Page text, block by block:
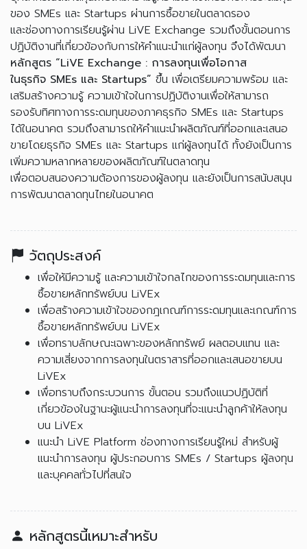
ของ SMEs และ Startups ผ่านการซื้อขายในตลาดรอง
และช่องทางการเรียนรู้ผ่าน LiVE Exchange รวมถึงขั้นตอนการ
ปฏิบัติงานที่เกี่ยวข้องกับการให้คำแนะนำแก่ผู้ลงทุน จึงได้พัฒนา
หลักสูตร “LiVE Exchange : การลงทุนเพื่อโอกาส
ในธุรกิจ SMEs และ Startups” ขึ้น เพื่อเตรียมความพร้อม และ
เสริมสร้างความรู้ ความเข้าใจในการปฏิบัติงานเพื่อให้สามารถ
รองรับทิศทางการระดมทุนของภาคธุรกิจ SMEs และ Startups
ได้ในอนาคต รวมถึงสามารถให้คำแนะนำผลิตภัณฑ์ที่ออกและเสนอ
ขายโดยธุรกิจ SMEs และ Startups แก่ผู้ลงทุนได้ ทั้งยังเป็นการ
เพิ่มความหลากหลายของผลิตภัณฑ์ในตลาดทุน
เพื่อตอบสนองความต้องการของผู้ลงทุน และยังเป็นการสนับสนุน
การพัฒนาตลาดทุนไทยในอนาคต
วัตถุประสงค์
เพื่อให้มีความรู้ และความเข้าใจกลไกของการระดมทุนและการ
ซื้อขายหลักทรัพย์บน LiVEx
เพื่อสร้างความเข้าใจของกฎเกณฑ์การระดมทุนและเกณฑ์การ
ซื้อขายหลักทรัพย์บน LiVEx
เพื่อทราบลักษณะเฉพาะของหลักทรัพย์ ผลตอบแทน และ
ความเสี่ยงจากการลงทุนในตราสารที่ออกและเสนอขายบน
LiVEx
เพื่อทราบถึงกระบวนการ ขั้นตอน รวมถึงแนวปฏิบัติที่
เกี่ยวข้องในฐานะผู้แนะนำการลงทุนที่จะแนะนำลูกค้าให้ลงทุน
บน LiVEx
แนะนำ LiVE Platform ช่องทางการเรียนรู้ใหม่ สำหรับผู้
แนะนำการลงทุน ผู้ประกอบการ SMEs / Startups ผู้ลงทุน
และบุคคลทั่วไปที่สนใจ
หลักสูตรนี้เหมาะสำหรับ